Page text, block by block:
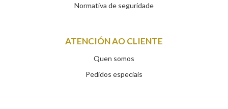
Normativa de seguridade
ATENCIÓN AO CLIENTE
Quen somos
Pedidos especiais